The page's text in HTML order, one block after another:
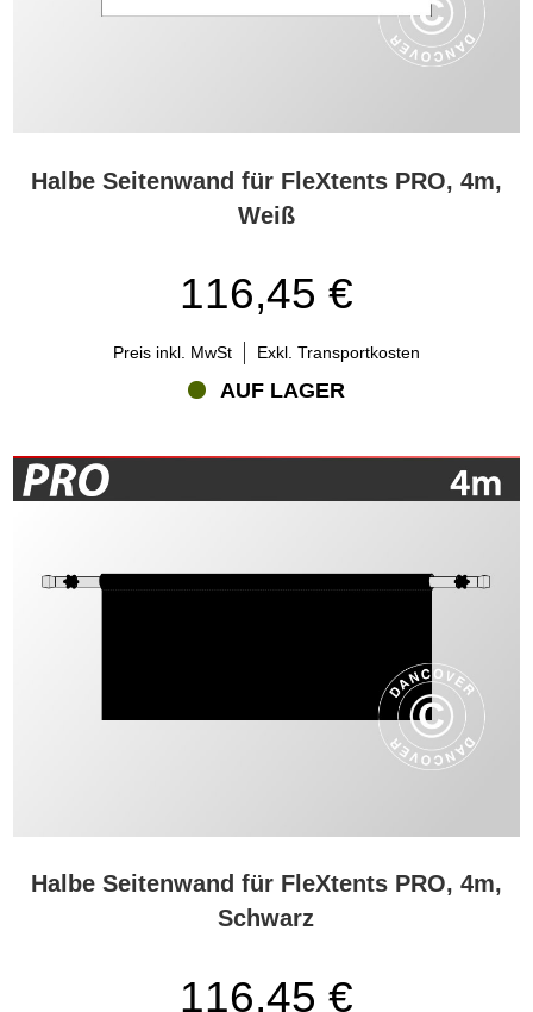
Halbe Seitenwand für FleXtents PRO, 4m,
Weiß
116,45 €
Preis inkl. MwSt Exkl. Transportkosten
AUF LAGER
Halbe Seitenwand für FleXtents PRO, 4m,
Schwarz
116,45 €